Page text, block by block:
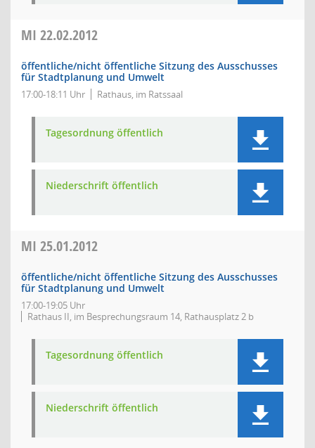
MI 22.02.2012
öffentliche/nicht öffentliche Sitzung des Ausschusses
für Stadtplanung und Umwelt
17:00-18:11 Uhr Rathaus, im Ratssaal
Tagesordnung öffentlich
Niederschrift öffentlich
MI 25.01.2012
öffentliche/nicht öffentliche Sitzung des Ausschusses
für Stadtplanung und Umwelt
17:00-19:05 Uhr
Rathaus II, im Besprechungsraum 14, Rathausplatz 2 b
Tagesordnung öffentlich
Niederschrift öffentlich